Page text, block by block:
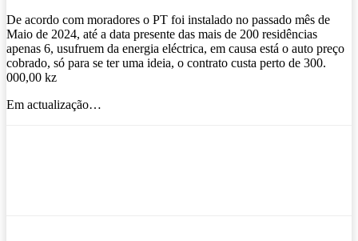
De acordo com moradores o PT foi instalado no passado mês de
Maio de 2024, até a data presente das mais de 200 residências
apenas 6, usufruem da energia eléctrica, em causa está o auto preço
cobrado, só para se ter uma ideia, o contrato custa perto de 300.
000,00 kz
Em actualização…